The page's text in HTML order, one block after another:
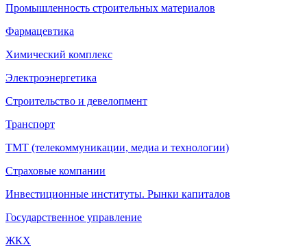
Промышленность строительных материалов
Фармацевтика
Химический комплекс
Электроэнергетика
Строительство и девелопмент
Транспорт
ТМТ (телекоммуникации, медиа и технологии)
Страховые компании
Инвестиционные институты. Рынки капиталов
Государственное управление
ЖКХ